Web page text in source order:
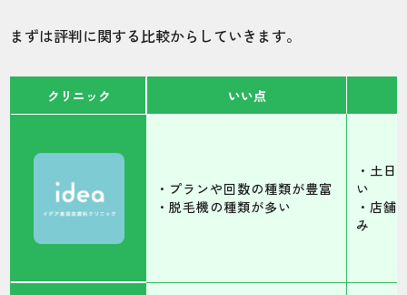
まずは評判に関する比較からしていきます。
クリニック いい点
・プランや回数の種類が豊富
・脱毛機の種類が多い
・土日
い
・店舗
み